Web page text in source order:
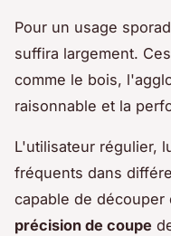
Pour un usage
suffira largement.
comme le bois,
raisonnable et la
L'utilisateur régulier,
fréquents dans
capable de découper
précision de coupe